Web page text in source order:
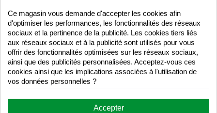
Ce magasin vous demande d'accepter les cookies afin
d'optimiser les performances, les fonctionnalités des réseaux
sociaux et la pertinence de la publicité. Les cookies tiers liés
aux réseaux sociaux et à la publicité sont utilisés pour vous
offrir des fonctionnalités optimisées sur les réseaux sociaux,
ainsi que des publicités personnalisées. Acceptez-vous ces
cookies ainsi que les implications associées à l'utilisation de
vos données personnelles ?
Accepter